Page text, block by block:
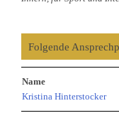
Folgende
Name
Kristina Hinterstocker